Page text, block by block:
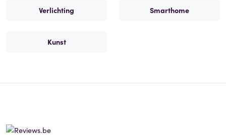
Verlichting Smarthome
Kunst